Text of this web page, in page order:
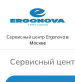
Сервисный центр Ergonovaв
Москве
Сервисный